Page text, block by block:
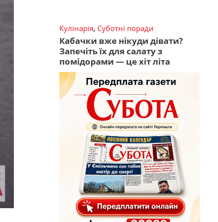
Кулінарія, Суботні поради
Кабачки вже нікуди дівати?
Запечіть їх для салату з
помідорами — це хіт літа